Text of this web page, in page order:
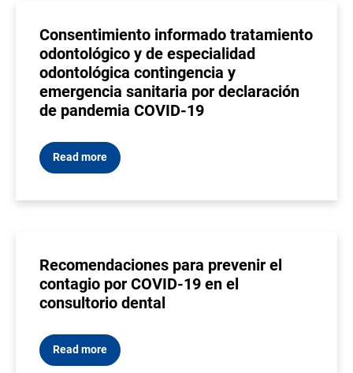
Consentimiento informado tratamiento
odontológico y de especialidad
odontológica contingencia y
emergencia sanitaria por declaración
de pandemia COVID-19
Read more
Recomendaciones para prevenir el
contagio por COVID-19 en el
consultorio dental
Read more